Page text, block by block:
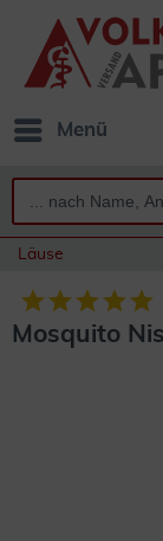
Menü
Läuse
Mosquito